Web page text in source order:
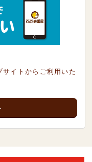
イトからご利用いた